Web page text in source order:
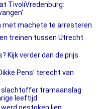
TivoliVredenburg:
met machete te arresteren
treinen tussen Utrecht
Kijk verder dan de prijs
Pens' terecht van
slachtoffer tramaanslag
leeftijd